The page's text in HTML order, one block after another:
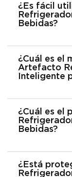
¿Es fácil
Bebidas?
¿Cuál es el
Artefacto
Inteligente
¿Cuál es el
Bebidas?
¿Está